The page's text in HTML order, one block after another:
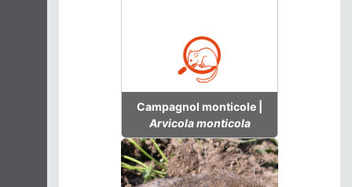
Campagnol monticole |
Arvicola monticola